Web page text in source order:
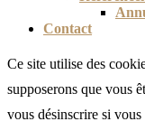
Contact
Ce site utilise des
supposerons que vous
vous désinscrire si vous